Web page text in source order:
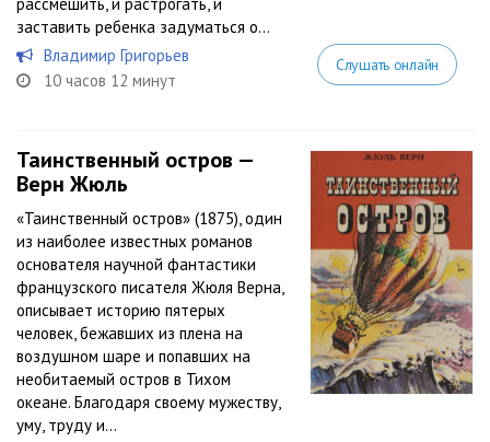
заставить ребенка задуматься о...
Владимир Григорьев
10 часов 12 минут
Слушать онлайн
Таинственный остров —
Верн Жюль
«Таинственный остров» (1875), один
из наиболее известных романов
основателя научной фантастики
французского писателя Жюля Верна,
описывает историю пятерых
человек, бежавших из плена на
воздушном шаре и попавших на
необитаемый остров в Тихом
океане. Благодаря своему мужеству,
уму, труду и...